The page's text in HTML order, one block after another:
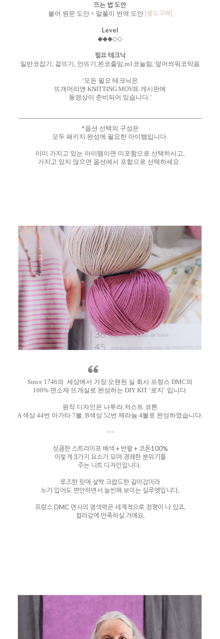
뜨는 법 도안
불어 원문 도안 + 말풀이 번역 도안 [별도구매]
Level
◆◆◆◇◇
필요 테크닉
일반코잡기, 겉뜨기, 안뜨기,왼코줄임,m1코늘림, 덮어씌워코막음
‘모든 필요 테크닉은
뜨개머리앤 KNITTING MOVIE 게시판에
동영상이 준비되어 있습니다.’
*옵션 선택의 구성은
모두 패키지 완성에 필요한 아이템입니다.
이미 가지고 있는 아이템이면 미포함으로 선택하시고,
가지고 있지 않으면 옵션에서 포함으로 선택하세요.
Since 1746의 세상에서 가장 오랜된 실 회사 프랑스 DMC의
100% 면소재 뜨개실로 완성하는 DIY KIT ‘로지’ 입니다.
원작 디자인은 나투라 저스트 코튼
A 색상 44번 아가타 7볼, B색상 52번 제라늄 4볼로 완성하였습니다.
---
상큼한 스트라이프 배색 + 반팔 + 코튼100%
이렇게 3가지 요소가 모여 경쾌한 분위기를
주는 니트 디자인입니다.
루즈한 핏에 살짝 크랍드한 길이감이라
누가 입어도 편안하면서 늘씬해 보이는 실루엣입니다.
프랑스 DMC 면사의 염색력은 세계적으로 정평이 나 있죠.
컬러감에 만족하실 거예요.